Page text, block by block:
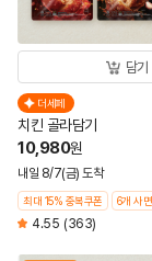
담기
더세페
치킨 골라담기
10,980원
내일 8/7(금) 도착
최대 15% 중복쿠폰 6개 사
4.55 (363)